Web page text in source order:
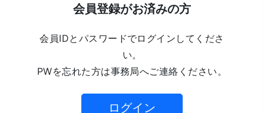
会員登録がお済みの方
会員IDとパスワードでログインしてくださ
い。
PWを忘れた方は事務局へご連絡ください。
ログイン